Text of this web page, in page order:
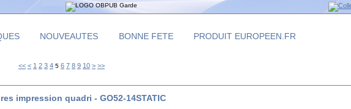
NOUVEAUTES BONNE FETE PRODUIT EUROPEEN.FR
<< < 1 2 3 4 5 6 7 8 9 10 20
> >>
impression quadri - GO52-14STATIC